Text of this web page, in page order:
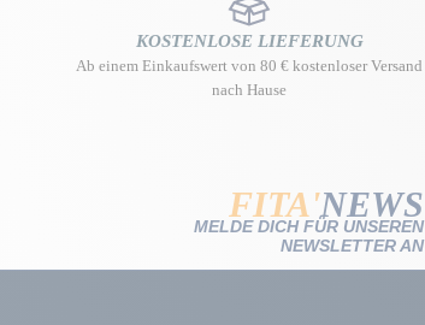
KOSTENLOSE LIEFERUNG
Ab einem Einkaufswert von 80 € kostenloser Versand
nach Hause
FITA'NEWS
MELDE DICH FÜR UNSEREN
NEWSLETTER AN